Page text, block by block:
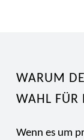
WARUM
WAHL FÜR
Wenn es um